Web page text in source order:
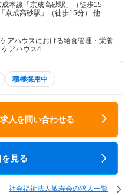
成本線「京成高砂駅」（徒歩15
京成高砂駅」（徒歩15分） 他
ケアハウスにおける給食管理・栄養
ケアハウス4…
積極採用中
人を問い合わせる
見る
社会福祉法人敬寿会の求人一覧